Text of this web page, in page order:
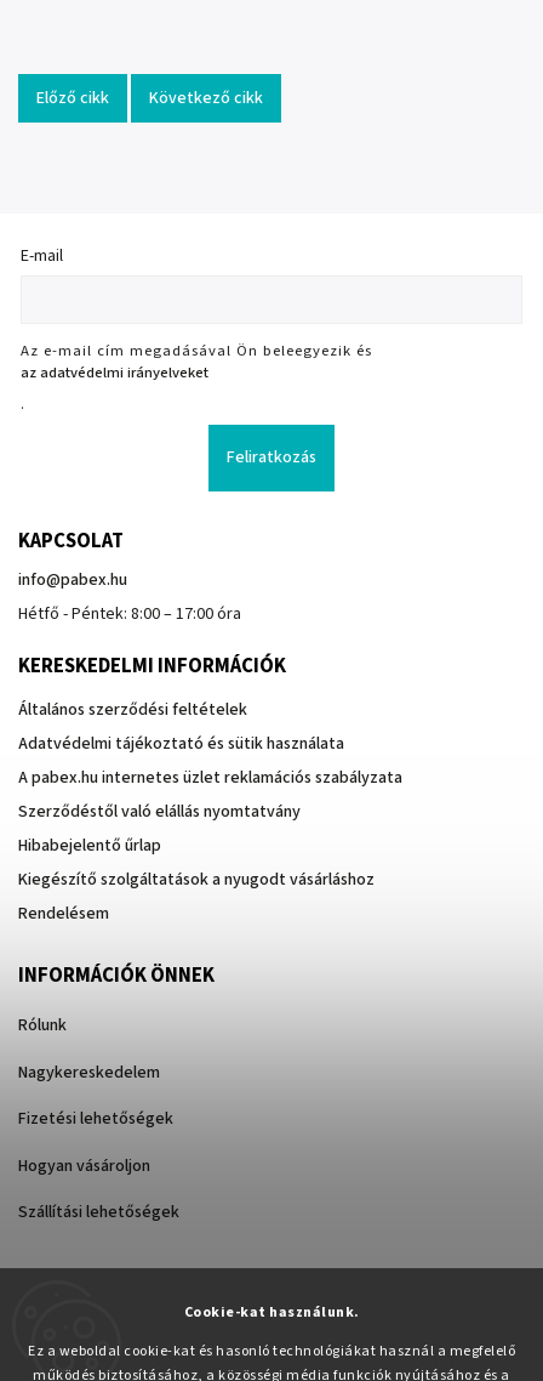
Cookie-kat használunk.
Ez a weboldal cookie-kat és hasonló technológiákat használ a megfelelő
működés biztosításához, a közösségi média funkciók nyújtásához és a
Előző cikk Következő cikk
E-mail
Az e-mail cím megadásával Ön beleegyezik és
az adatvédelmi irányelveket
.
Feliratkozás
KAPCSOLAT
info@pabex.hu
Hétfő - Péntek: 8:00 – 17:00 óra
KERESKEDELMI INFORMÁCIÓK
Általános szerződési feltételek
Adatvédelmi tájékoztató és sütik használata
A pabex.hu internetes üzlet reklamációs szabályzata
Szerződéstől való elállás nyomtatvány
Hibabejelentő űrlap
Kiegészítő szolgáltatások a nyugodt vásárláshoz
Rendelésem
INFORMÁCIÓK ÖNNEK
Rólunk
Nagykereskedelem
Fizetési lehetőségek
Hogyan vásároljon
Szállítási lehetőségek